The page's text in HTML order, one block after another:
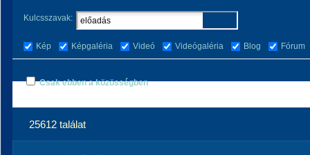
Kulcsszavak:
Kép Képgaléria Videó Videógaléria Blog Fórum
Csak ebben a közösségben
25612 találat